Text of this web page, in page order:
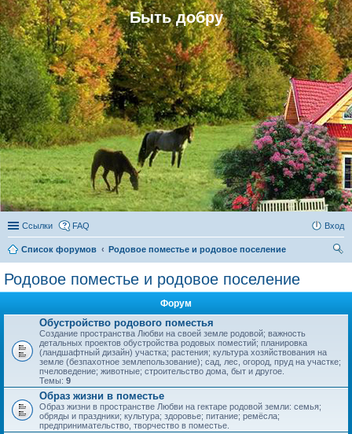
Быть добру
Ссылки FAQ Вход
Список форумов
Родовое поместье и родовое поселение
Родовое поместье и родовое поселение
Форум
Обустройство родового поместья
Создание пространства Любви на своей земле родовой; важность
детальных проектов обустройства родовых поместий; планировка
(ландшафтный дизайн) участка; растения; культура хозяйствования на
земле (безпахотное землепользование); сад, лес, огород, пруд на участке;
пчеловедение; животные; строительство дома, быт и другое.
Темы: 9
Образ жизни в поместье
Образ жизни в пространстве Любви на гектаре родовой земли: семья;
обряды и праздники; культура; здоровье; питание; ремёсла;
предпринимательство, творчество в поместье.